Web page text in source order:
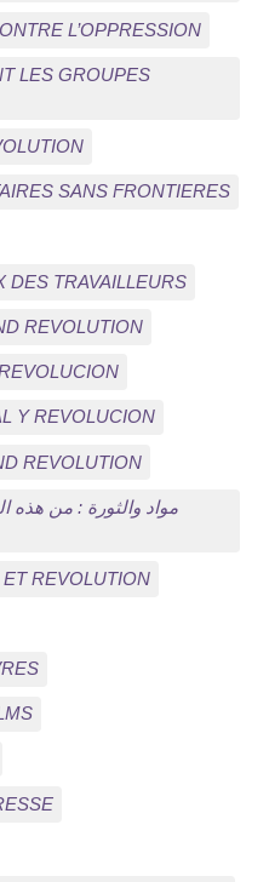
L’OPPRESSION
LES GROUPES
SANS FRONTIERES
DES TRAVAILLEURS
REVOLUTION
Y REVOLUCION
REVOLUTION
REVOLUTION